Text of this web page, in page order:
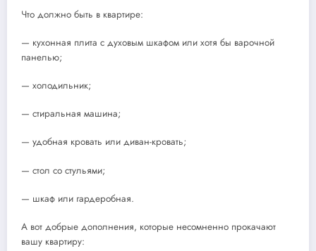
Что должно быть в квартире:
— кухонная плита с духовым шкафом или хотя бы варочной
панелью;
— холодильник;
— стиральная машина;
— удобная кровать или диван-кровать;
— стол со стульями;
— шкаф или гардеробная.
А вот добрые дополнения, которые несомненно прокачают
вашу квартиру: